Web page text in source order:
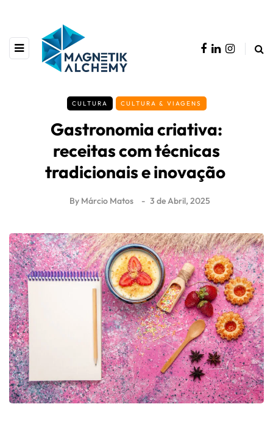
CULTURA CULTURA & VIAGENS
Gastronomia criativa:
receitas com técnicas
tradicionais e inovação
By Márcio Matos 3 de Abril, 2025